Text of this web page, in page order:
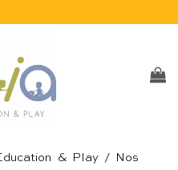
& Play/
Nos